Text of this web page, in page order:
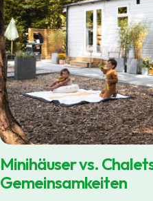
Minihäuser vs.
Gemeinsamkeiten